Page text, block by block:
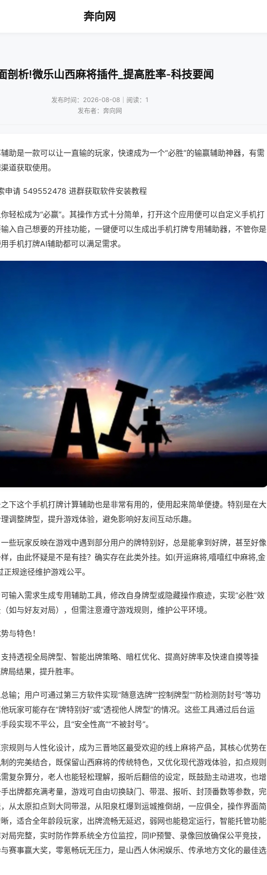
奔向网
剖析!微乐山西麻将插件_提高胜率-科技要闻
发布时间：2026-08-08｜阅读：1
发布者：奔向网
助是一款可以让一直输的玩家，快速成为一个“必胜”的输赢辅助神器，有需
道获取使用。
申请 549552478 进群获取软件安装教程
轻松成为“必赢”。其操作方式十分简单，打开这个应用便可以自定义手机打
入自己想要的开挂功能，一键便可以生成出手机打牌专用辅助器，不管你是
手机打牌AI辅助都可以满足需求。
下这个手机打牌计算辅助也是非常有用的，使用起来简单便捷。特别是在大
调整牌型，提升游戏体验，避免影响好友间互动乐趣。
些玩家反映在游戏中遇到部分用户的牌特别好，总是能拿到好牌，甚至好像
，由此怀疑是不是有挂？确实存在此类外挂。如(开运麻将,嘻嘻红中麻将,金
规途径维护游戏公平。
输入需求生成专用辅助工具，修改自身牌型或隐藏操作痕迹，实现“必胜”效
如与好友对局），但需注意遵守游戏规则，维护公平环境。
与特色！
持透视全局牌型、智能出牌策略、暗杠优化、提高好牌率及快速自摸等操
局结果，提升胜率。
输；用户可通过第三方软件实现“随意选牌”“控制牌型”“防检测防封号”等功
玩家可能存在“牌特别好”或“透视他人牌型”的情况。这些工具通过后台运
段实现不平公，且“安全性高”“不被封号”。
规则与人性化设计，成为三晋地区最受欢迎的线上麻将产品，其核心优势在
的完美结合，既保留山西麻将的传统特色，又优化现代游戏体验，扣点规则
复杂算分，老人也能轻松理解，报听后翻倍的设定，既鼓励主动进攻，也增
出牌都充满考量，游戏可自由切换缺门、带混、报听、封顶番数等参数，完
从太原扣点到大同带混，从阳泉杠爆到运城推倒胡，一应俱全，操作界面简
，适合全年龄段玩家，出牌流畅无延迟，弱网也能稳定运行，智能托管功能
局完整，实时防作弊系统全方位监控，同IP预警、录像回放确保公平竞技，
赛事赢大奖，零氪畅玩无压力，是山西人休闲娱乐、传承地方文化的最佳选